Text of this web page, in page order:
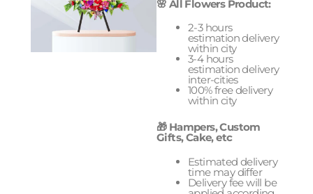
🌸 All Flowers Product:
2-3 hours
estimation delivery
within city
3-4 hours
estimation delivery
inter-cities
100% free delivery
within city
🎁 Hampers, Custom
Gifts, Cake, etc
Estimated delivery
time may differ
Delivery fee will be